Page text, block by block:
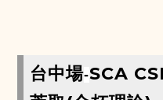
台中場-SCA